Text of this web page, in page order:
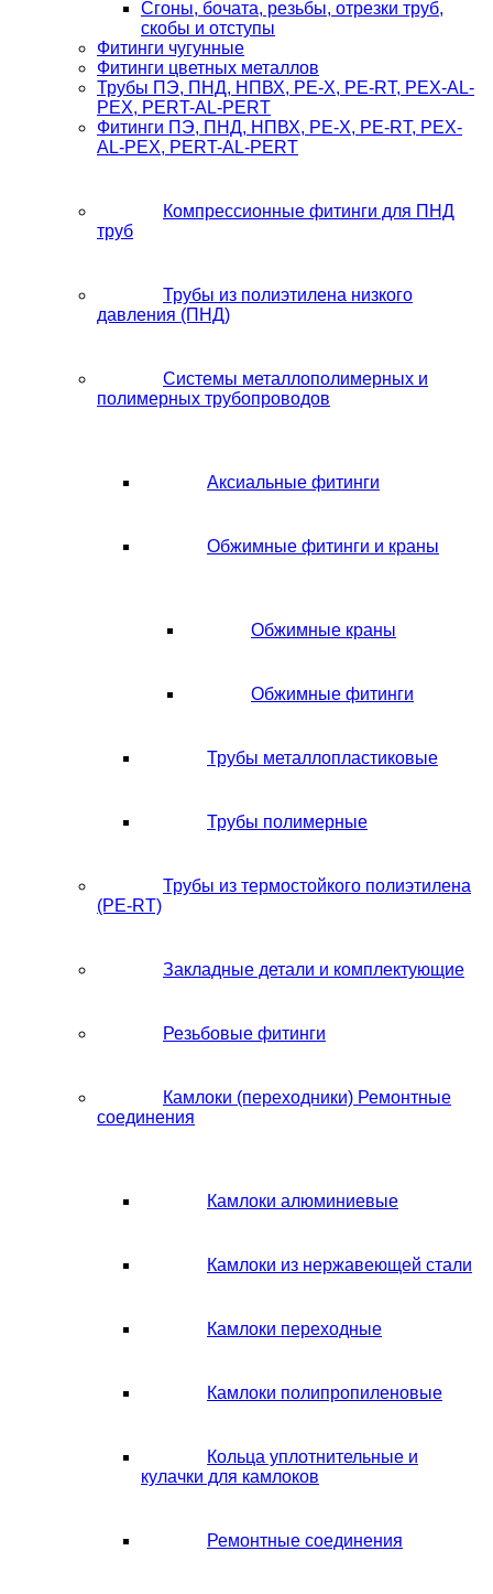
Сгоны, бочата, резьбы, отрезки труб,
скобы и отступы
Фитинги чугунные
Фитинги цветных металлов
Трубы ПЭ, ПНД, НПВХ, PE-X, PE-RT, PEX-AL-
PEX, PERT-AL-PERT
Фитинги ПЭ, ПНД, НПВХ, PE-X, PE-RT, PEX-
AL-PEX, PERT-AL-PERT
Компрессионные фитинги для ПНД
труб
Трубы из полиэтилена низкого
давления (ПНД)
Системы металлополимерных и
полимерных трубопроводов
Аксиальные фитинги
Обжимные фитинги и краны
Обжимные краны
Обжимные фитинги
Трубы металлопластиковые
Трубы полимерные
Трубы из термостойкого полиэтилена
(PE-RT)
Закладные детали и комплектующие
Резьбовые фитинги
Камлоки (переходники) Ремонтные
соединения
Камлоки алюминиевые
Камлоки из нержавеющей стали
Камлоки переходные
Камлоки полипропиленовые
Кольца уплотнительные и
кулачки для камлоков
Ремонтные соединения